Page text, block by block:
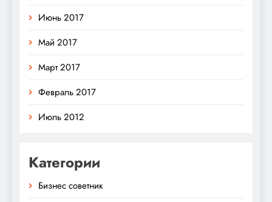
Июнь 2017
Май 2017
Март 2017
Февраль 2017
Июль 2012
Категории
Бизнес советник